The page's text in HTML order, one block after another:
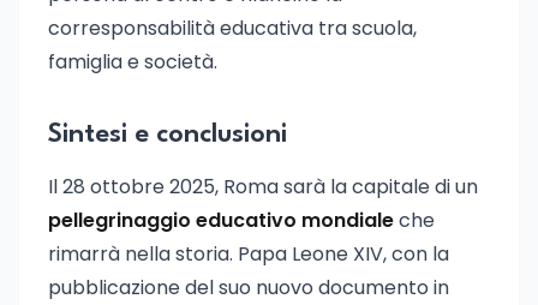
corresponsabilità educativa tra scuola,
famiglia e società.
Sintesi e conclusioni
Il 28 ottobre 2025, Roma sarà la capitale di un
pellegrinaggio educativo mondialeche
rimarrà nella storia. Papa Leone XIV, con la
pubblicazione del suo nuovo documento in